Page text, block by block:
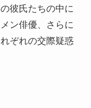
彼氏たちの中に
ン俳優、さらに
ぞれの交際疑惑